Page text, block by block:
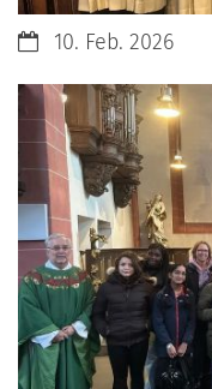
Datum:10. Feb. 2026